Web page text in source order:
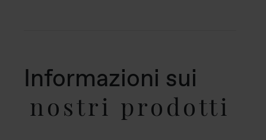
Informazioni sui
nostri prodotti